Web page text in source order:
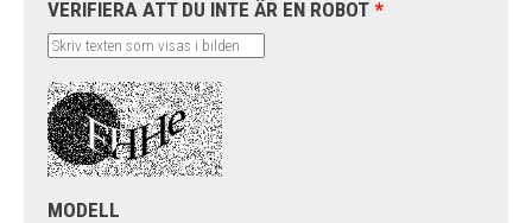
VERIFIERA ATT DU INTE ÄR EN ROBOT *
MODELL